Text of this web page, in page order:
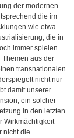
der modernen
die im
wie etwa
die in
immer spielen.
Themen aus der
transnationalen
nicht nur
damit unserer
ein solcher
in den letzten
Wirkmächtigkeit
nicht die